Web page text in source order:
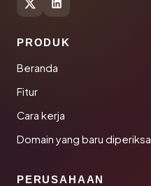
PRODUK
Beranda
Fitur
Cara kerja
Domain yang baru diperiksa
PERUSAHAAN